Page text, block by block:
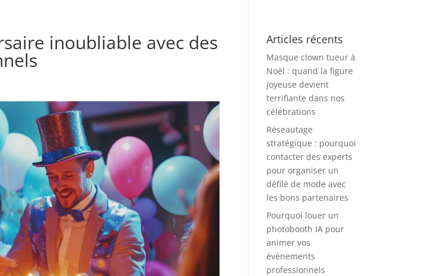
inoubliable avec des Articles récents
Masque clown tueur à
Noël : quand la figure
joyeuse devient
terrifiante dans nos
célébrations
Réseautage
stratégique : pourquoi
contacter des experts
pour organiser un
défilé de mode avec
les bons partenaires
Pourquoi louer un
photobooth IA pour
animer vos
événements
professionnels